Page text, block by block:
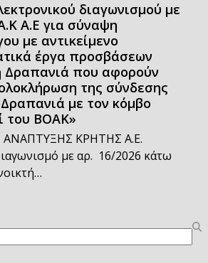
διαγωνισμού με
Α.Ε για σύναψη
με αντικείμενο
έργα προσβάσεων
Δραπανιά που αφορούν
της σύνδεσης
με τον κόμβο
του ΒΟΑΚ»
ΚΡΗΤΗΣ Α.Ε.
με αρ. 16/2026 κάτω